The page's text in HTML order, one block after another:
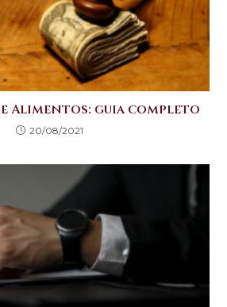
Alimentos: guia completo
20/08/2021